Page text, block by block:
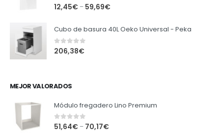
0out of 5
12,45€ – 59,69€
Cubo de basura 40L Oeko Universal - Peka
0out of 5
206,38€
MEJOR VALORADOS
Módulo fregadero Lino Premium
0out of 5
51,64€ – 70,17€